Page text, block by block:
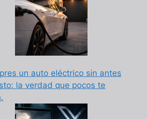
un auto eléctrico sin antes
la verdad que pocos te